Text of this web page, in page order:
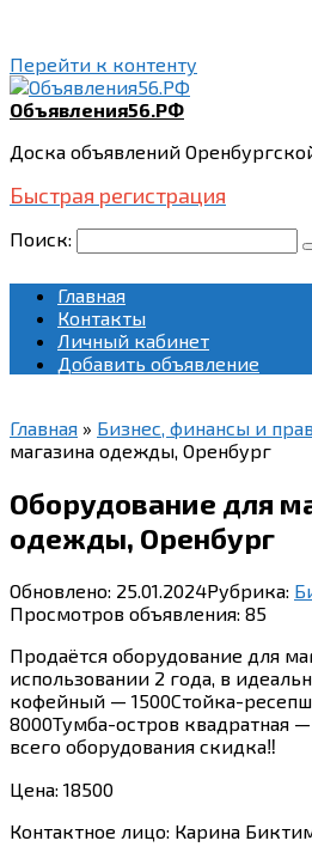
Перейти к контенту
Объявления56.РФ
Доска объявлений
Быстрая регистрация
Поиск:
Главная
Контакты
Личный кабинет
Добавить объявление
Главная » Бизнес, финансы и
магазина одежды, Оренбург
Оборудование для
одежды, Оренбург
Обновлено: 25.01.2024Рубрика:
Просмотров объявления: 85
Продаётся оборудование для
использовании 2 года, в
кофейный — 1500Стойка-
8000Тумба-остров квадратная
всего оборудования скидка‼️
Цена: 18500
Контактное лицо: Карина